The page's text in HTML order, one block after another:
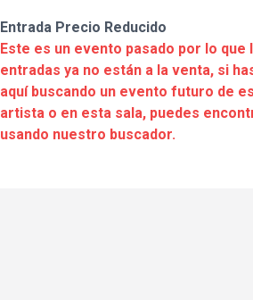
Entrada Precio Reducido
Este es un evento pasado por lo que
entradas ya no están a la venta, si
aquí buscando un evento futuro de
artista o en esta sala, puedes
usando nuestro buscador.